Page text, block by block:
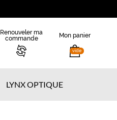
Renouveler ma
commande
vide
Mon panier
LYNX OPTIQUE